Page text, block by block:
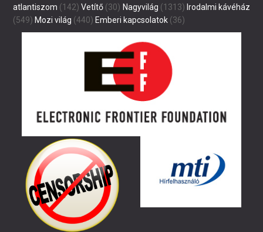
atlantiszom (142) Vetítő (30) Nagyvilág (1313) Irodalmi kávéház
(549) Mozi világ (440) Emberi kapcsolatok (36)